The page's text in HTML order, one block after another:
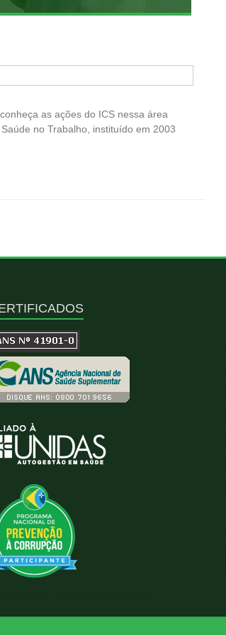
as ações do ICS nessa área
no Trabalho, instituído em 2003